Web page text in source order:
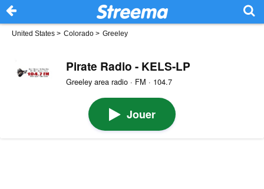
United States > Colorado > Greeley
Pirate Radio - KELS-LP
Greeley area radio · FM · 104.7
Jouer